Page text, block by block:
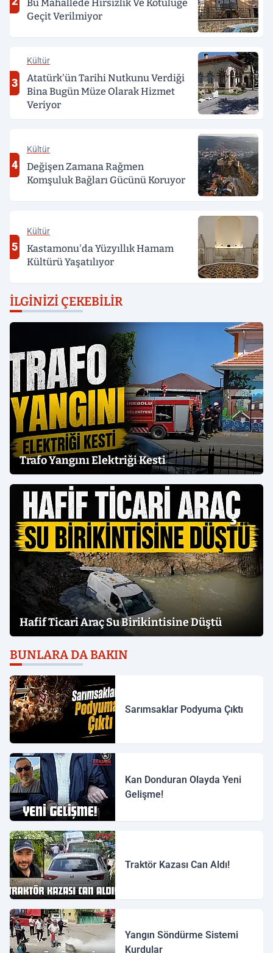
Bu Mahallede Hırsızlık Ve Kötülüğe
Geçit Verilmiyor
3
Kültür
Atatürk'ün Tarihi Nutkunu Verdiği
Bina Bugün Müze Olarak Hizmet
Veriyor
4
Kültür
Değişen Zamana Rağmen
Komşuluk Bağları Gücünü Koruyor
5
Kültür
Kastamonu'da Yüzyıllık Hamam
Kültürü Yaşatılıyor
İLGINIZI ÇEKEBILIR
Trafo Yangını Elektriği Kesti
Hafif Ticari Araç Su Birikintisine Düştü
BUNLARA DA BAKIN
Sarımsaklar Podyuma Çıktı
Kan Donduran Olayda Yeni
Gelişme!
Traktör Kazası Can Aldı!
Yangın Söndürme Sistemi
Kurdular